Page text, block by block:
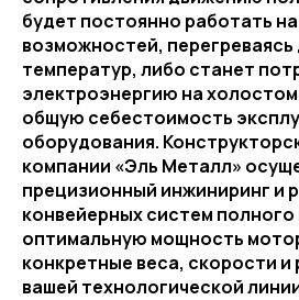
будет постоянно работать
возможностей, перегреваясь
температур, либо станет
электроэнергию на
общую себестоимость
оборудования.
компании «Эль Металл»
прецизионный инжиниринг и
конвейерных систем
оптимальную мощность
конкретные веса, скорости
вашей технологической